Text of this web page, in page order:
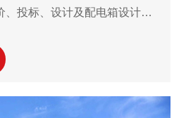
、投标、设计及配电箱设计生
设备有限公司(以下简称"河南万
件D-Hub识图报价设计三件套
票查验）等高级功能。 河南